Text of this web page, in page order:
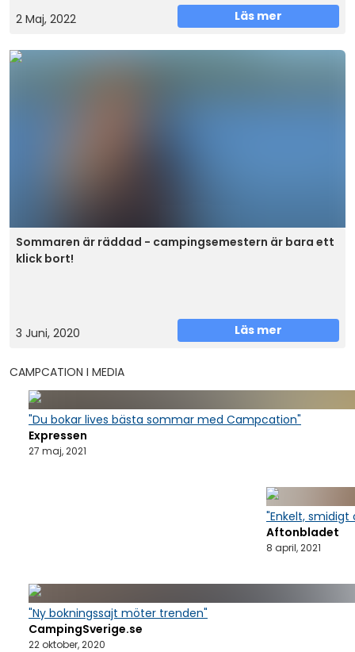
2 Maj, 2022 Läs mer
Sommaren är räddad - campingsemestern är bara ett
klick bort!
3 Juni, 2020 Läs mer
CAMPCATION I MEDIA
"Du bokar lives bästa sommar med Campcation"
Expressen
27 maj, 2021
"Enkelt,
Aftonbladet
8 april, 2021
"Ny bokningssajt möter trenden"
CampingSverige.se
22 oktober, 2020